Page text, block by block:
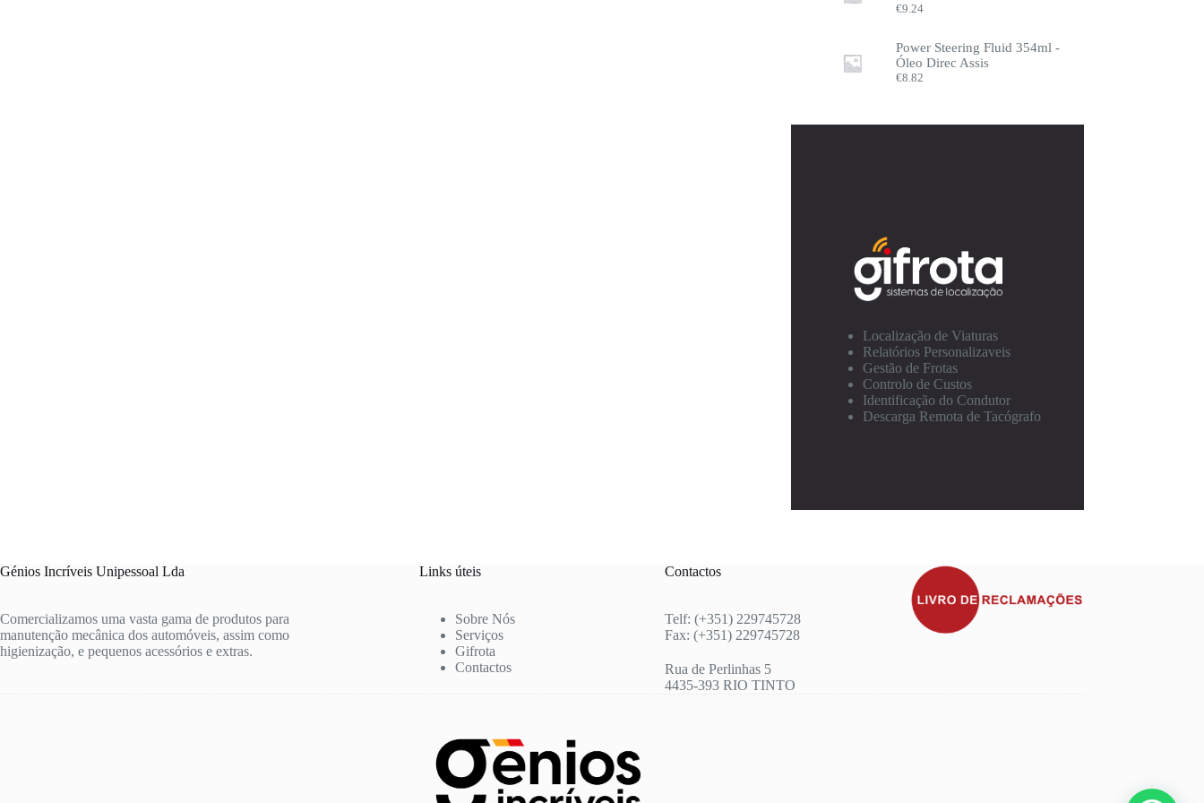
€9.24
Power Steering Fluid 354ml -
Óleo Direc Assis
€8.82
Localização de Viaturas
Relatórios Personalizaveis
Gestão de Frotas
Controlo de Custos
Identificação do Condutor
Descarga Remota de Tacógrafo
Génios Incríveis Unipessoal Lda
Comercializamos uma vasta gama de produtos para
manutenção mecânica dos automóveis, assim como
higienização, e pequenos acessórios e extras.
Links úteis
Sobre Nós
Serviços
Gifrota
Contactos
Contactos
Telf: (+351) 229745728
Fax: (+351) 229745728
Rua de Perlinhas 5
4435-393 RIO TINTO